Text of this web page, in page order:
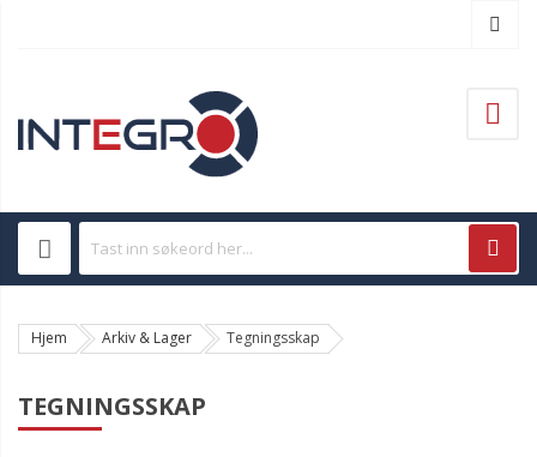
Hjem Arkiv & Lager Tegningsskap
TEGNINGSSKAP